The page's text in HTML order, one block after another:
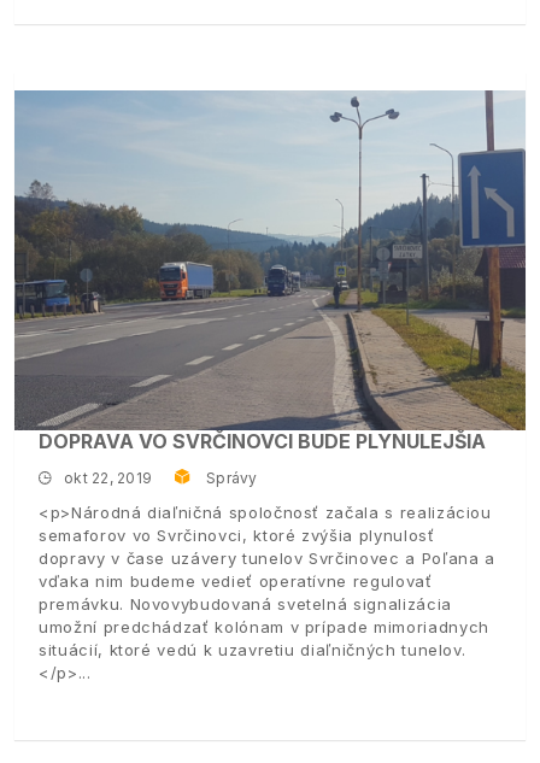
DOPRAVA VO SVRČINOVCI BUDE PLYNULEJŠIA
okt 22, 2019 Správy
<p>Národná diaľničná spoločnosť začala s realizáciou
semaforov vo Svrčinovci, ktoré zvýšia plynulosť
dopravy v čase uzávery tunelov Svrčinovec a Poľana a
vďaka nim budeme vedieť operatívne regulovať
premávku. Novovybudovaná svetelná signalizácia
umožní predchádzať kolónam v prípade mimoriadnych
situácií, ktoré vedú k uzavretiu diaľničných tunelov.
</p>